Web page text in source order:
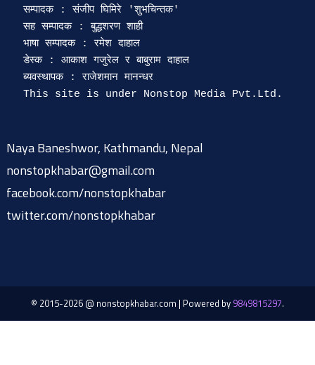
सम्पादक : संजीप घिमिरे 'शुभचिन्तक'
सह सम्पादक : बुद्धशरण शाही
भाषा सम्पादक : रमेश दाहाल
डेस्क : आकाश गजुरेल र बाबुराम दाहाल
ब्यवस्थापक : राजेशमान मानन्धर
Naya Baneshwor, Kathmandu, Nepal
nonstopkhabar@gmail.com
facebook.com/nonstopkhabar
twitter.com/nonstopkhabar
© 2015-2026 @ nonstopkhabar.com | Powered by 9849815297.